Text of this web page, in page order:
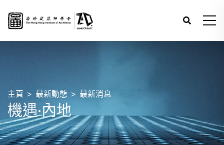
主頁 最新動態 最新消息
機遇·內地